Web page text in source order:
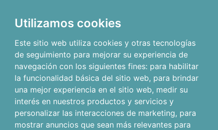
Utilizamos cookies
Este sitio web utiliza cookies y otras tecnologías
de seguimiento para mejorar su experiencia de
navegación con los siguientes fines: para habilitar
la funcionalidad básica del sitio web, para brindar
una mejor experiencia en el sitio web, medir su
interés en nuestros productos y servicios y
personalizar las interacciones de marketing, para
mostrar anuncios que sean más relevantes para